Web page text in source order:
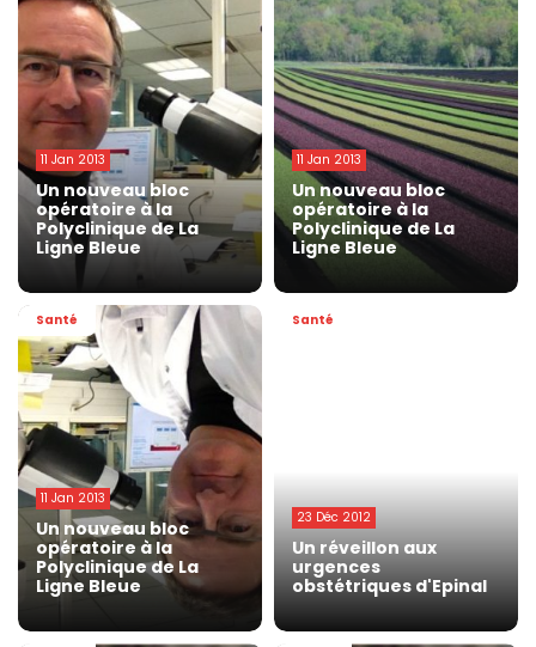
11 Jan 2013
Un nouveau bloc
opératoire à la
Polyclinique de La
Ligne Bleue
11 Jan 2013
Un nouveau bloc
opératoire à la
Polyclinique de La
Ligne Bleue
Santé
11 Jan 2013
Un nouveau bloc
opératoire à la
Polyclinique de La
Ligne Bleue
Santé
23 Déc 2012
Un réveillon aux
urgences
obstétriques d'Epinal